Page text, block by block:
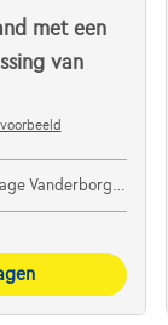
met een
van
Vanderborght Rotselaar